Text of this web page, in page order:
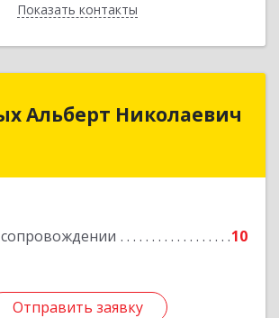
Показать контакты
Назад
Альберт Николаевич
10
Отправить заявку
Альберт Николаевич
обл, Елец г, Н.Гусевой ул, 56А
Отправить заявку